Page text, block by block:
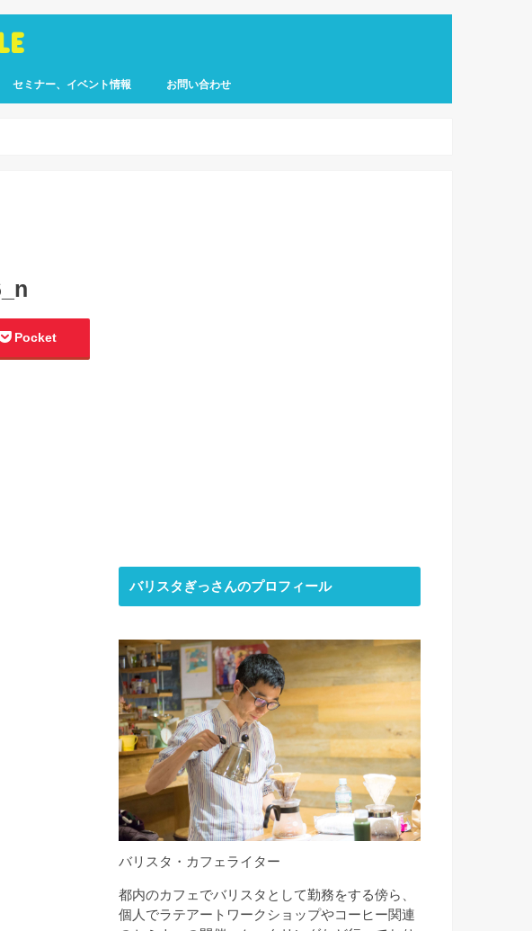
セミナー、イベント情報 お問い合わせ
Pocket
バリスタぎっさんのプロフィール
バリスタ・カフェライター
都内のカフェでバリスタとして勤務をする傍ら、
個人でラテアートワークショップやコーヒー関連